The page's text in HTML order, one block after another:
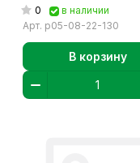
0
в наличии
Арт. р05-08-22-130
В корзину